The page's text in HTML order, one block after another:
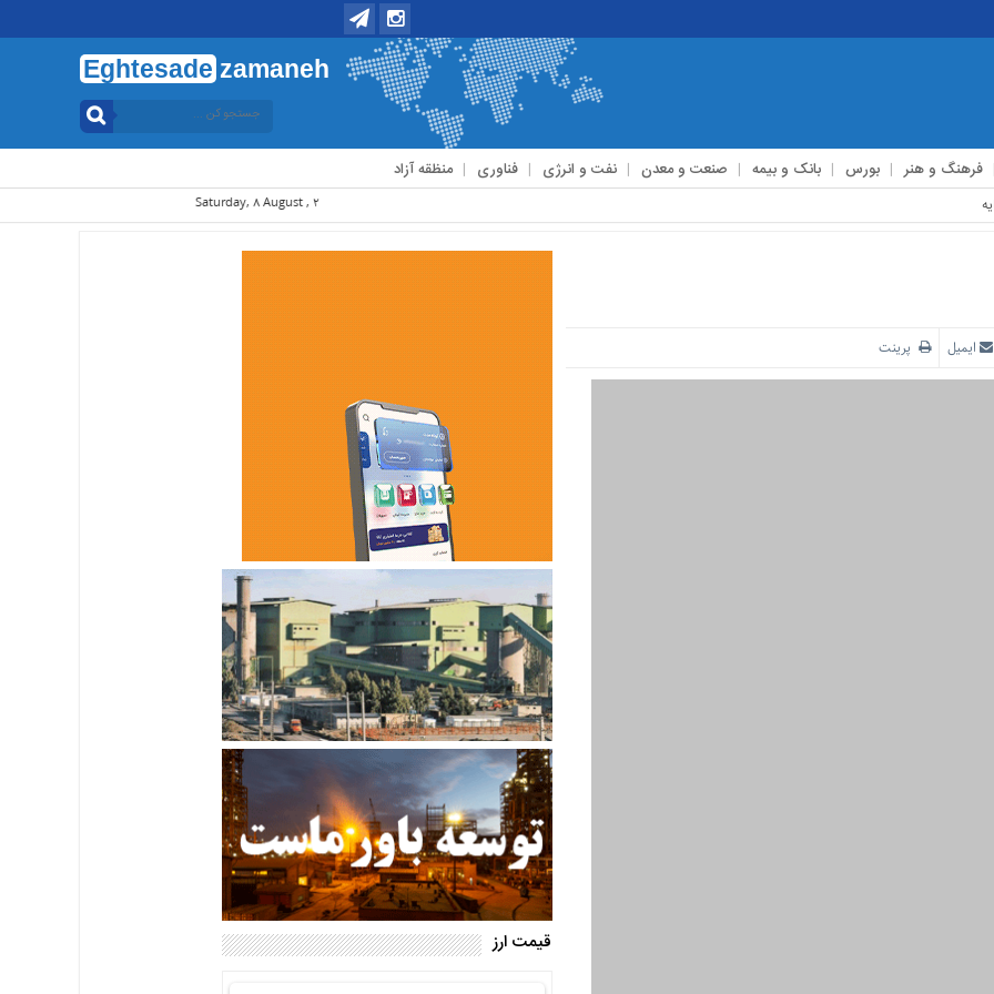
Eghtesade zamaneh
فرهنگ و هنر بورس بانک و بیمه صنعت و معدن نفت و انرژی فناوری منظقه آزاد
ایمیل پرینت
قیمت ارز